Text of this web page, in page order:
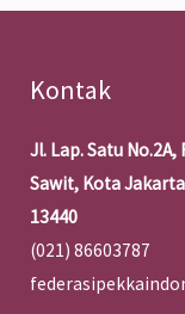
Kontak
Jl. Lap. Satu No.2A,
Sawit, Kota
13440
(021) 86603787